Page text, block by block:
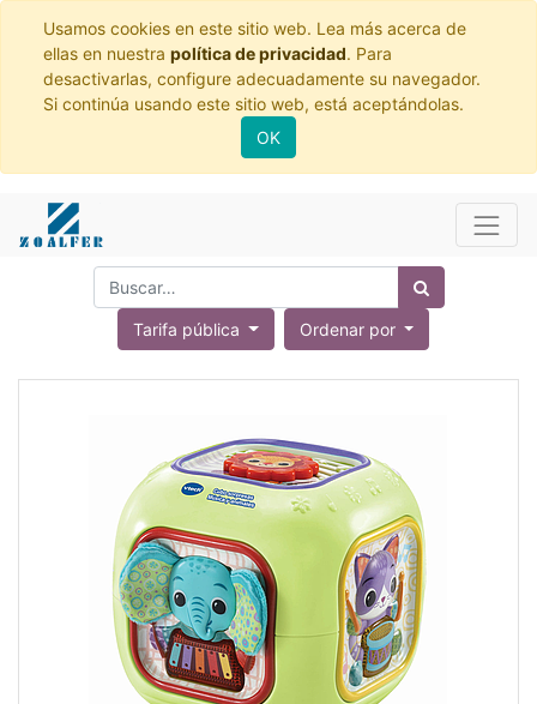
Usamos cookies en este sitio web. Lea más acerca de
ellas en nuestra política de privacidad. Para
desactivarlas, configure adecuadamente su navegador.
Si continúa usando este sitio web, está aceptándolas.
OK
Tarifa pública Ordenar por